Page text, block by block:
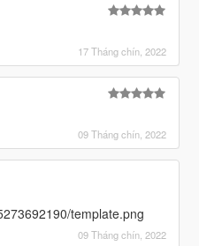
17 Tháng chín, 2022
09 Tháng chín, 2022
template.png
09 Tháng chín, 2022